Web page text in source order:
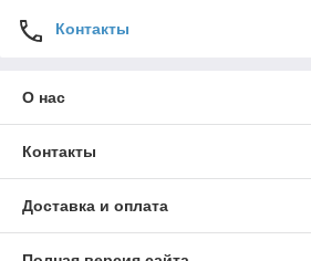
Контакты
О нас
Контакты
Доставка и оплата